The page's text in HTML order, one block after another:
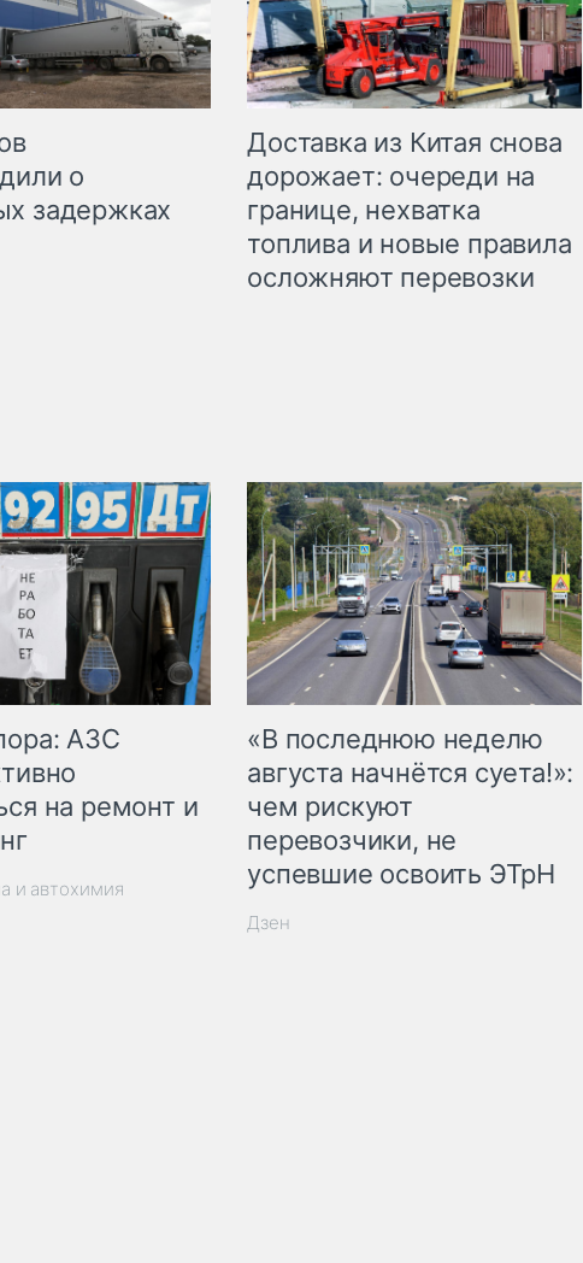
о
задержках
Доставка из Китая снова
дорожает: очереди на
границе, нехватка
топлива и новые правила
осложняют перевозки
АЗС
на ремонт и
и автохимия
«В последнюю неделю
августа начнётся суета!»:
чем рискуют
перевозчики, не
успевшие освоить ЭТрН
Дзен